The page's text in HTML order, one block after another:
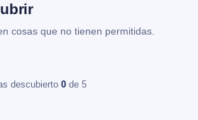
cosas que no tienen permitidas.
descubierto 0 de 5